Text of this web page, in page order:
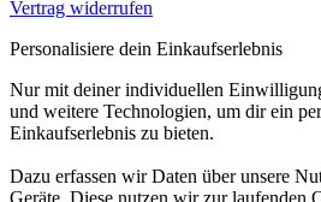
Vertrag widerrufen
Personalisiere dein Einkaufserlebnis
Nur mit deiner individuellen
und weitere Technologien, um dir ein
Einkaufserlebnis zu bieten.
Dazu erfassen wir Daten über unsere
Geräte. Diese nutzen wir zur laufenden